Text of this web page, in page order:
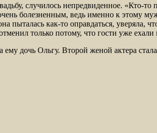
случилось непредвиденное. «Кто-
болезненным, ведь именно к этому
пыталась как-то оправдаться,
только потому, что гости уже ехали
дочь Ольгу. Второй женой актера